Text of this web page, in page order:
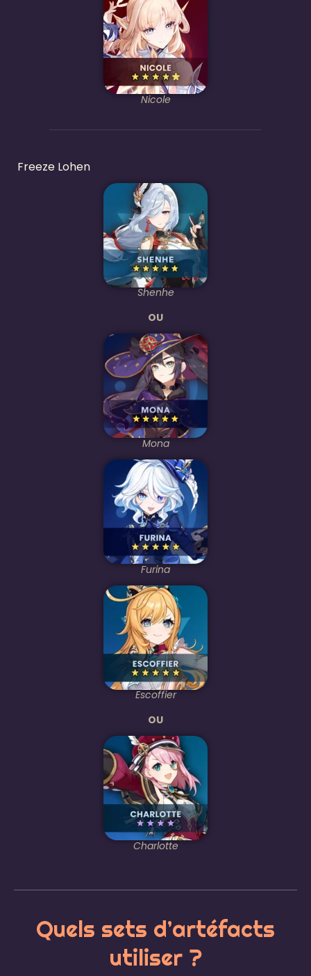
Nicole
Freeze Lohen
Shenhe
OU
Mona
Furina
Escoffier
OU
Charlotte
Quels sets d’artéfacts
utiliser ?